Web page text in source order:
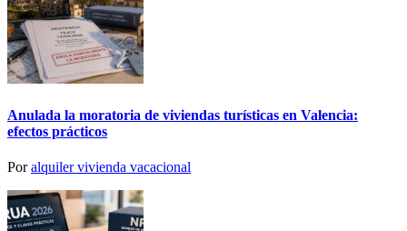
Anulada la moratoria de viviendas turísticas en Valencia:
efectos prácticos
Poralquiler vivienda vacacional